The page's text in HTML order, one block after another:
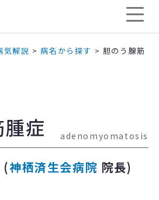
気解説 >病名から探す > 胆のう腺筋
症 adenomyomatosis
(神栖済生会病院 院長)